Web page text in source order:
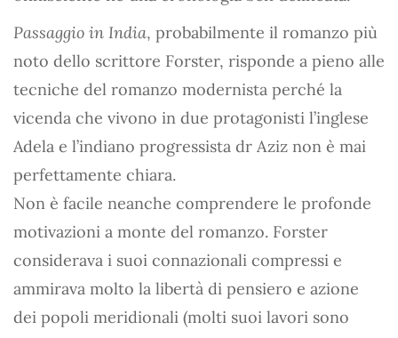
Passaggio in India, probabilmente il romanzo più
noto dello scrittore Forster, risponde a pieno alle
tecniche del romanzo modernista perché la
vicenda che vivono in due protagonisti l’inglese
Adela e l’indiano progressista dr Aziz non è mai
perfettamente chiara.
Non è facile neanche comprendere le profonde
motivazioni a monte del romanzo. Forster
considerava i suoi connazionali compressi e
ammirava molto la libertà di pensiero e azione
dei popoli meridionali (molti suoi lavori sono